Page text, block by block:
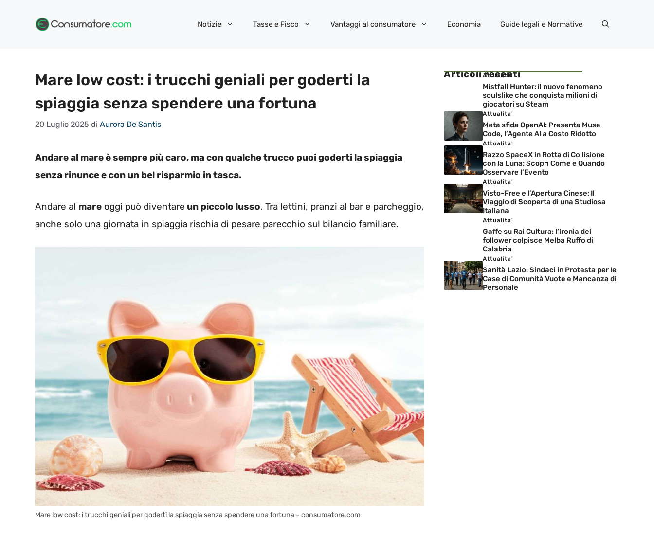
Notizie Tasse e Fisco Vantaggi al consumatore Economia Guide legali e Normative
Mare low cost: i trucchi geniali per goderti la
spiaggia senza spendere una fortuna
20 Luglio 2025 di Aurora De Santis
Andare al mare è sempre più caro, ma con qualche trucco puoi goderti la spiaggia
senza rinunce e con un bel risparmio in tasca.
Andare al mare oggi può diventare un piccolo lusso. Tra lettini, pranzi al bar e parcheggio,
anche solo una giornata in spiaggia rischia di pesare parecchio sul bilancio familiare.
Mare low cost: i trucchi geniali per goderti la spiaggia senza spendere una fortuna – consumatore.com
Articoli recenti
Attualita'
Mistfall Hunter: il nuovo fenomeno
soulslike che conquista milioni di
giocatori su Steam
Attualita'
Meta sfida OpenAI: Presenta Muse
Code, l’Agente AI a Costo Ridotto
Attualita'
Razzo SpaceX in Rotta di Collisione
con la Luna: Scopri Come e Quando
Osservare l’Evento
Attualita'
Visto-Free e l’Apertura Cinese: Il
Viaggio di Scoperta di una Studiosa
Italiana
Attualita'
Gaffe su Rai Cultura: l’ironia dei
follower colpisce Melba Ruffo di
Calabria
Attualita'
Sanità Lazio: Sindaci in Protesta per le
Case di Comunità Vuote e Mancanza di
Personale